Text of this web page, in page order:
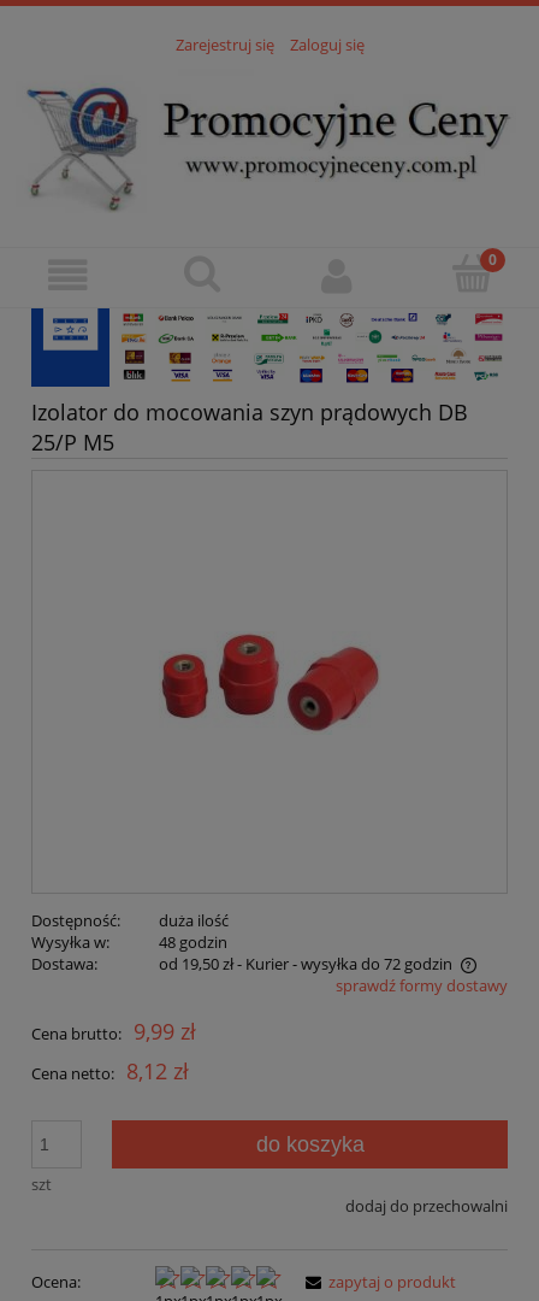
Zarejestruj się Zaloguj się
Izolator do mocowania szyn prądowych DB
25/P M5
Dostępność:
duża ilość
Wysyłka w:
48 godzin
Dostawa:
od 19,50 zł- Kurier - wysyłka do 72 godzin
Cena nie zawiera ewentualnych kosztów płatnościsprawdź formy dostawy
Cena brutto: 9,99 zł
Cena netto: 8,12 zł
szt
do koszyka
dodaj do przechowalni
Ocena:
zapytaj o produkt